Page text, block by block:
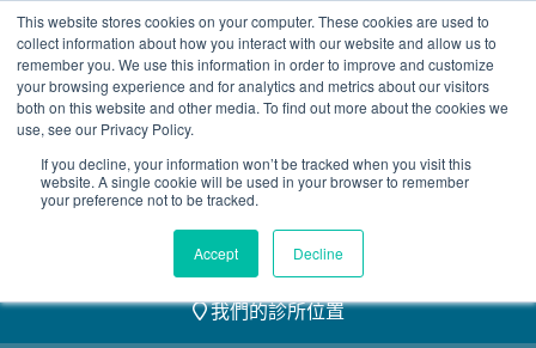
This website stores cookies on your computer. These cookies are used to
collect information about how you interact with our website and allow us to
remember you. We use this information in order to improve and customize
your browsing experience and for analytics and metrics about our visitors
both on this website and other media. To find out more about the cookies we
use, see our Privacy Policy.
If you decline, your information won’t be tracked when you visit this
website. A single cookie will be used in your browser to remember
your preference not to be tracked.
Accept Decline
Skip
to
content
2155 9055
預約
我們的醫護團隊
我們的診所位置